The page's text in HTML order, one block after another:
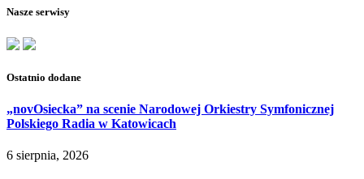
Nasze serwisy
Ostatnio dodane
„novOsiecka” na scenie Narodowej Orkiestry Symfonicznej
Polskiego Radia w Katowicach
6 sierpnia, 2026